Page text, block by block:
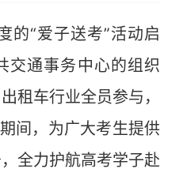
“爱子送考”活动启
交通事务中心的组织
租车行业全员参与，
间，为广大考生提供
全力护航高考学子赴